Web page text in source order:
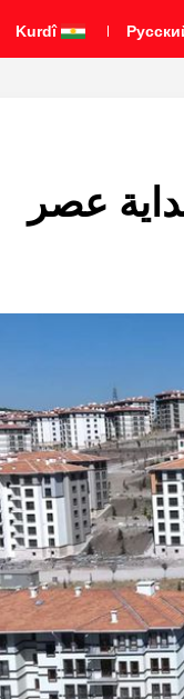
Kurdî
عصر